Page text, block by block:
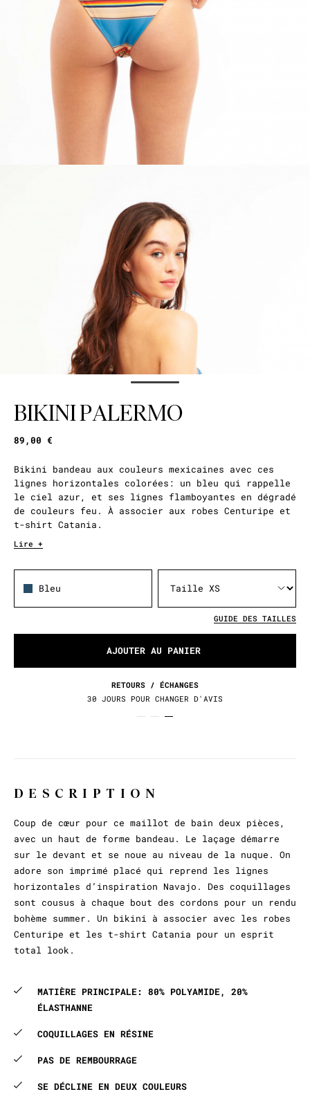
BIKINI PALERMO
89,00 €
Bikini bandeau aux couleurs mexicaines avec ces
lignes horizontales colorées: un bleu qui rappelle
le ciel azur, et ses lignes flamboyantes en dégradé
de couleurs feu. À associer aux robes Centuripe et
t-shirt Catania.
Lire +
Bleu
GUIDE DES TAILLES
AJOUTER AU PANIER
RETOURS / ÉCHANGES
30 JOURS POUR CHANGER D'AVIS
DESCRIPTION
Coup de cœur pour ce maillot de bain deux pièces,
avec un haut de forme bandeau. Le laçage démarre
sur le devant et se noue au niveau de la nuque. On
adore son imprimé placé qui reprend les lignes
horizontales d’inspiration Navajo. Des coquillages
sont cousus à chaque bout des cordons pour un rendu
bohème summer. Un bikini à associer avec les robes
Centuripe et les t-shirt Catania pour un esprit
total look.
MATIÈRE PRINCIPALE: 80% POLYAMIDE, 20%
ÉLASTHANNE
COQUILLAGES EN RÉSINE
PAS DE REMBOURRAGE
SE DÉCLINE EN DEUX COULEURS